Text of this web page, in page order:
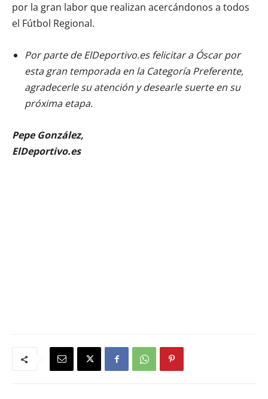
por la gran labor que realizan acercándonos a todos
el Fútbol Regional.
Por parte de ElDeportivo.es felicitar a Óscar por
esta gran temporada en la Categoría Preferente,
agradecerle su atención y desearle suerte en su
próxima etapa.
Pepe González,
ElDeportivo.es